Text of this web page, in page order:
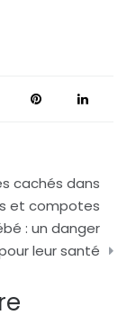
cachés dans
et compotes
: un danger
leur santé